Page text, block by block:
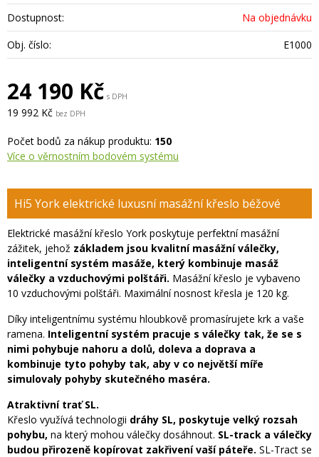
Dostupnost:
Na objednávku
Obj. číslo:
E1000
24 190 Kč s DPH
19 992 Kč bez DPH
Počet bodů za nákup produktu: 150
Více o věrnostním bodovém systému
Hi5 York elektrické luxusní masážní křeslo béžové
Elektrické masážní křeslo York poskytuje perfektní masážní
zážitek, jehož základem jsou kvalitní masážní válečky,
inteligentní systém masáže, který kombinuje masáž
válečky a vzduchovými polštáři. Masážní křeslo je vybaveno
10 vzduchovými polštáři. Maximální nosnost křesla je 120 kg.
Díky inteligentnímu systému hloubkově promasírujete krk a vaše
ramena. Inteligentní systém pracuje s válečky tak, že se s
nimi pohybuje nahoru a dolů, doleva a doprava a
kombinuje tyto pohyby tak, aby v co největší míře
simulovaly pohyby skutečného maséra.
Atraktivní trať SL.
Křeslo využívá technologii dráhy SL, poskytuje velký rozsah
pohybu, na který mohou válečky dosáhnout. SL-track a válečky
budou přirozeně kopírovat zakřivení vaší páteře. SL-Tract se